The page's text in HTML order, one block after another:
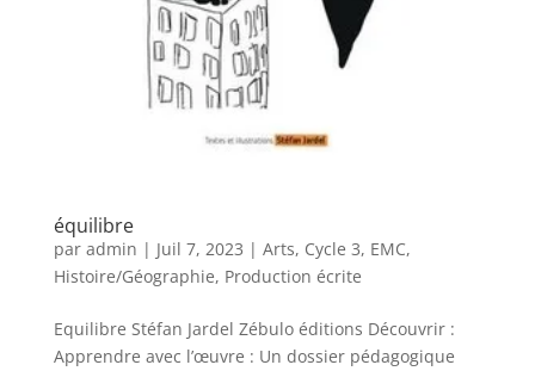
équilibre
par admin | Juil 7, 2023 | Arts, Cycle 3, EMC,
Histoire/Géographie, Production écrite
Equilibre Stéfan Jardel Zébulo éditions Découvrir :
Apprendre avec l’œuvre : Un dossier pédagogique